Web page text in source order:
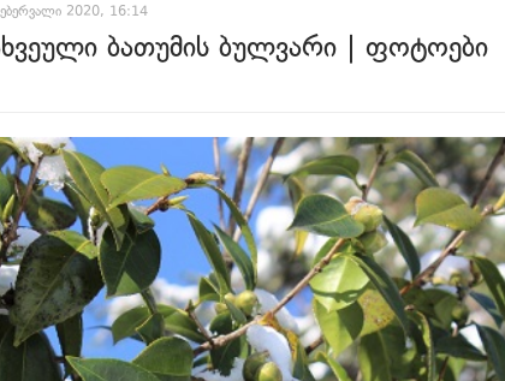
2020, 16:14
ბათუმის ბულვარი | ფოტოები